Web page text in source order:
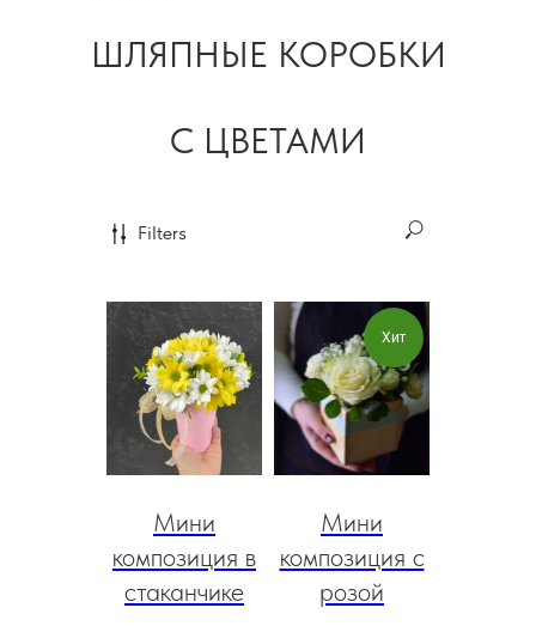
ШЛЯПНЫЕ КОРОБКИ
С ЦВЕТАМИ
Filters
Мини
композиция в
стаканчике
Хит
Мини
композиция с
розой